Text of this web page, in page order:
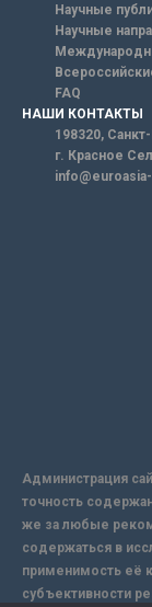
Научные
Научные
FAQ
НАШИ КОНТАКТЫ
198320,
г. Красное
Администрация
точность
же за любые
содержаться в
применимость её
субъективности